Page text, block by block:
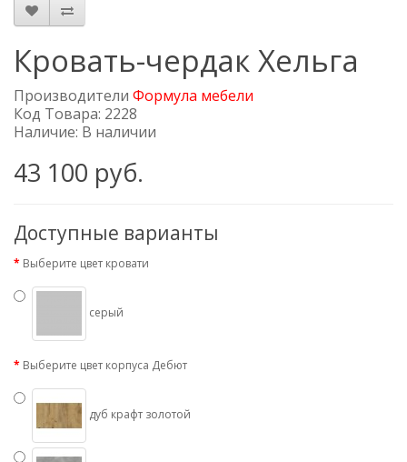
Кровать-чердак Хельга
Производители Формула мебели
Код Товара: 2228
Наличие: В наличии
43 100 руб.
Доступные варианты
Выберите цвет кровати
серый
Выберите цвет корпуса Дебют
дуб крафт золотой